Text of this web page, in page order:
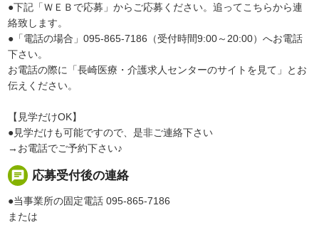
●下記「ＷＥＢで応募」からご応募ください。追ってこちらから連
絡致します。
●「電話の場合」095-865-7186（受付時間9:00～20:00）へお電話
下さい。
お電話の際に「長崎医療・介護求人センターのサイトを見て」とお
伝えください。
【見学だけOK】
●見学だけも可能ですので、是非ご連絡下さい
→お電話でご予約下さい♪
chat 応募受付後の連絡
●当事業所の固定電話 095-865-7186
または